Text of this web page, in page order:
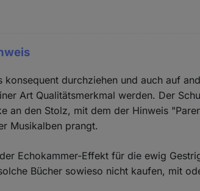
konsequent durchziehen und auch auf
Art Qualitätsmerkmal werden. Der
an den Stolz, mit dem der Hinweis
Musikalben prangt.
Echokammer-Effekt für die ewig
Bücher sowieso nicht kaufen, mit